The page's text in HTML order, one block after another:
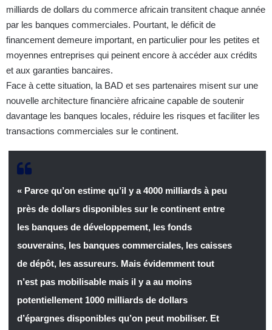
milliards de dollars du commerce africain transitent chaque année
par les banques commerciales. Pourtant, le déficit de
financement demeure important, en particulier pour les petites et
moyennes entreprises qui peinent encore à accéder aux crédits
et aux garanties bancaires.
Face à cette situation, la BAD et ses partenaires misent sur une
nouvelle architecture financière africaine capable de soutenir
davantage les banques locales, réduire les risques et faciliter les
transactions commerciales sur le continent.
« Parce qu’on estime qu’il y a 4000 milliards à peu
près de dollars disponibles sur le continent entre
les banques de développement, les fonds
souverains, les banques commerciales, les caisses
de dépôt, les assureurs. Mais évidemment tout
n’est pas mobilisable mais il y a au moins
potentiellement 1000 milliards de dollars
d’épargnes disponibles qu’on peut mobiliser. Et